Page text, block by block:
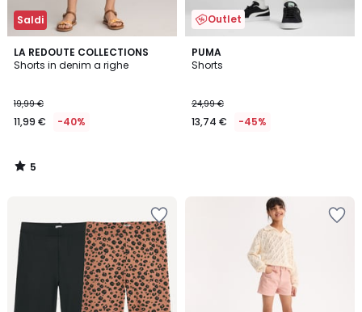
Saldi
LA REDOUTE COLLECTIONS
Shorts in denim a righe
19,99 €
11,99 € -40%
5
/
5
/
Outlet
PUMA
Shorts
24,99 €
13,74 € -45%